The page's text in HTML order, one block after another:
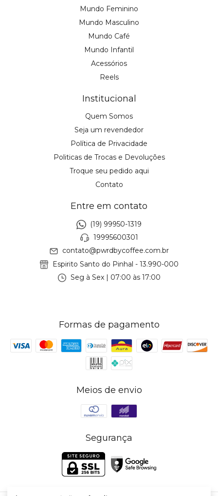
Mundo Feminino
Mundo Masculino
Mundo Café
Mundo Infantil
Acessórios
Reels
Institucional
Quem Somos
Seja um revendedor
Política de Privacidade
Politicas de Trocas e Devoluções
Troque seu pedido aqui
Contato
Entre em contato
(19) 99950-1319
19995600301
contato@pwrdbycoffee.com.br
Espirito Santo do Pinhal - 13.990-000
Seg à Sex | 07:00 às 17:00
Formas de pagamento
Meios de envio
Segurança